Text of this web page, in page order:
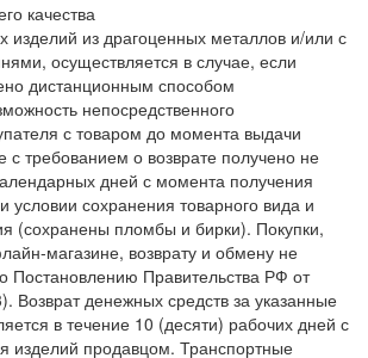
качества
изделий из драгоценных металлов и/или с
осуществляется в случае, если
дистанционным способом
непосредственного
с товаром до момента выдачи
требованием о возврате получено не
дней с момента получения
условии сохранения товарного вида и
(сохранены пломбы и бирки). Покупки,
магазине, возврату и обмену не
Постановлению Правительства РФ от
Возврат денежных средств за указанные
в течение 10 (десяти) рабочих дней с
изделий продавцом. Транспортные